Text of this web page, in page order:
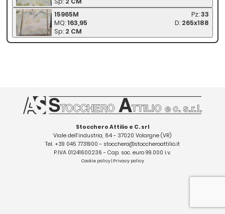
15965M
Pz: 33
MQ:163,95 D: 265x188
Sp: 2 CM
Stocchero Attilio e C. srl
Viale dell'industria, 84 - 37020 Volargne (VR)
Tel. +39 045 7731900 - stocchero@stoccheroattilio.it
P.IVA 01241600236 - Cap. soc. euro 99.000 i.v.
Cookie policy| Privacy policy